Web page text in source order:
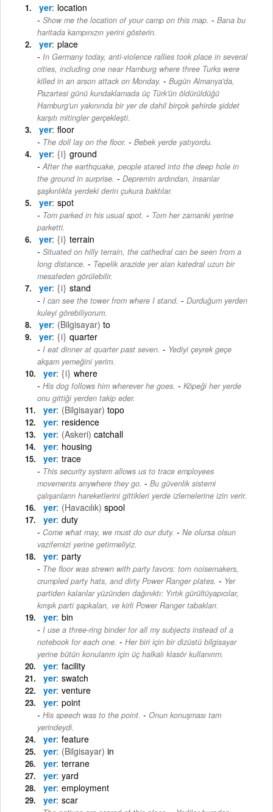
yer location
Show me the location of your camp on this map. - Bana bu
haritada kampınızın yerini gösterin.
yer place
In Germany today, anti-violence rallies took place in several
cities, including one near Hamburg where three Turks were
killed in an arson attack on Monday. - Bugün Almanya'da,
Pazartesi günü kundaklamada üç Türk'ün öldürüldüğü
Hamburg'un yakınında bir yer de dahil birçok şehirde şiddet
karşıtı mitingler gerçekleşti.
yer floor
The doll lay on the floor. - Bebek yerde yatıyordu.
yer {i} ground
After the earthquake, people stared into the deep hole in
the ground in surprise. - Depremin ardından, insanlar
şaşkınlıkla yerdeki derin çukura baktılar.
yer spot
Tom parked in his usual spot. - Tom her zamanki yerine
parketti.
yer {i} terrain
Situated on hilly terrain, the cathedral can be seen from a
long distance. - Tepelik arazide yer alan katedral uzun bir
mesafeden görülebilir.
yer {i} stand
I can see the tower from where I stand. - Durduğum yerden
kuleyi görebiliyorum.
yer (Bilgisayar) to
yer {i} quarter
I eat dinner at quarter past seven. - Yediyi çeyrek geçe
akşam yemeğini yerim.
yer {i} where
His dog follows him wherever he goes. - Köpeği her yerde
onu gittiği yerden takip eder.
yer (Bilgisayar) topo
yer residence
yer (Askeri) catchall
yer housing
yer trace
This security system allows us to trace employees
movements anywhere they go. - Bu güvenlik sistemi
çalışanların hareketlerini gittikleri yerde izlemelerine izin verir.
yer (Havacılık) spool
yer duty
Come what may, we must do our duty. - Ne olursa olsun
vazifemizi yerine getirmeliyiz.
yer party
The floor was strewn with party favors: torn noisemakers,
crumpled party hats, and dirty Power Ranger plates. - Yer
partiden kalanlar yüzünden dağınıktı: Yırtık gürültüyapıcılar,
kırışık parti şapkaları, ve kirli Power Ranger tabakları.
yer bin
I use a three-ring binder for all my subjects instead of a
notebook for each one. - Her biri için bir dizüstü bilgisayar
yerine bütün konularım için üç halkalı klasör kullanırım.
yer facility
yer swatch
yer venture
yer point
His speech was to the point. - Onun konuşması tam
yerindeydi.
yer feature
yer (Bilgisayar) in
yer terrane
yer yard
yer employment
yer scar